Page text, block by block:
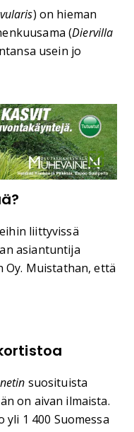
) on hieman
(Diervilla
usein jo
liittyvissä
asiantuntija
Oy. Muistathan, että
suosituista
on aivan ilmaista.
1 400 Suomessa